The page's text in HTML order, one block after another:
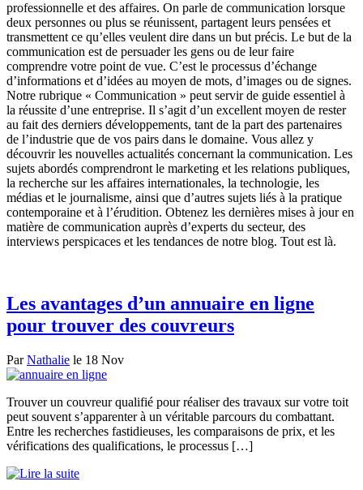
professionnelle et des affaires. On parle de communication lorsque
deux personnes ou plus se réunissent, partagent leurs pensées et
transmettent ce qu’elles veulent dire dans un but précis. Le but de la
communication est de persuader les gens ou de leur faire
comprendre votre point de vue. C’est le processus d’échange
d’informations et d’idées au moyen de mots, d’images ou de signes.
Notre rubrique « Communication » peut servir de guide essentiel à
la réussite d’une entreprise. Il s’agit d’un excellent moyen de rester
au fait des derniers développements, tant de la part des partenaires
de l’industrie que de vos pairs dans le domaine. Vous allez y
découvrir les nouvelles actualités concernant la communication. Les
sujets abordés comprendront le marketing et les relations publiques,
la recherche sur les affaires internationales, la technologie, les
médias et le journalisme, ainsi que d’autres sujets liés à la pratique
contemporaine et à l’érudition. Obtenez les dernières mises à jour en
matière de communication auprès d’experts du secteur, des
interviews perspicaces et les tendances de notre blog. Tout est là.
Les avantages d’un annuaire en ligne
pour trouver des couvreurs
ParNathalie le 18 Nov
Trouver un couvreur qualifié pour réaliser des travaux sur votre toit
peut souvent s’apparenter à un véritable parcours du combattant.
Entre les recherches fastidieuses, les comparaisons de prix, et les
vérifications des qualifications, le processus […]